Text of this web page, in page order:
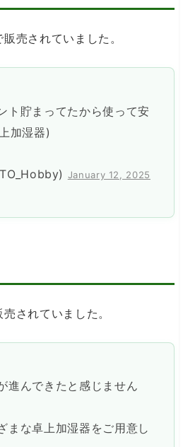
売されていました。
ト貯まってたから使って安
加湿器)
January 12, 2025
されていました。
進んできたと感じません
まな卓上加湿器をご用意し